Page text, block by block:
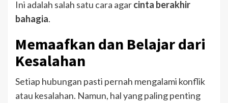
Ini adalah salah satu cara agarcinta berakhir
bahagia.
Memaafkan dan Belajar dari
Kesalahan
Setiap hubungan pasti pernah mengalami konflik
atau kesalahan. Namun, hal yang paling penting